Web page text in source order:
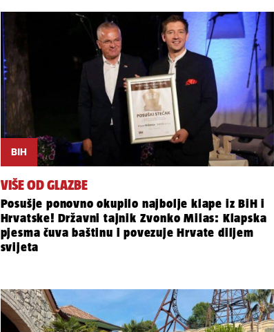
BIH
VIŠE OD GLAZBE
Posušje ponovno okupilo najbolje klape iz BiH i
Hrvatske! Državni tajnik Zvonko Milas: Klapska
pjesma čuva baštinu i povezuje Hrvate diljem
svijeta